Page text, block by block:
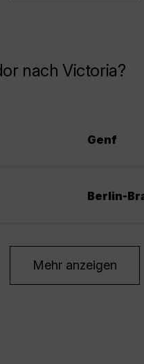
nach Victoria?
Genf
Berlin-
Mehr anzeigen